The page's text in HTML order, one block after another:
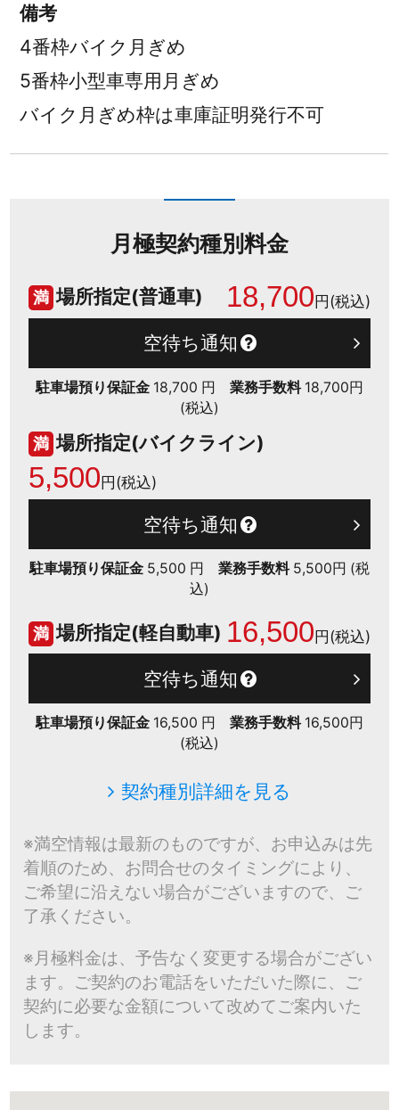
備考
4番枠バイク月ぎめ
5番枠小型車専用月ぎめ
バイク月ぎめ枠は車庫証明発行不可
月極契約種別料金
満 場所指定(普通車) 18,700円(税込)
空待ち通知
駐車場預り保証金 18,700 円 業務手数料 18,700円
(税込)
満 場所指定(バイクライン)
5,500円(税込)
空待ち通知
駐車場預り保証金 5,500 円 業務手数料 5,500円 (税
込)
満 場所指定(軽自動車) 16,500円(税込)
空待ち通知
駐車場預り保証金 16,500 円 業務手数料 16,500円
(税込)
契約種別詳細を見る
※満空情報は最新のものですが、お申込みは先
着順のため、お問合せのタイミングにより、
ご希望に沿えない場合がございますので、ご
了承ください。
※月極料金は、予告なく変更する場合がござい
ます。ご契約のお電話をいただいた際に、ご
契約に必要な金額について改めてご案内いた
します。